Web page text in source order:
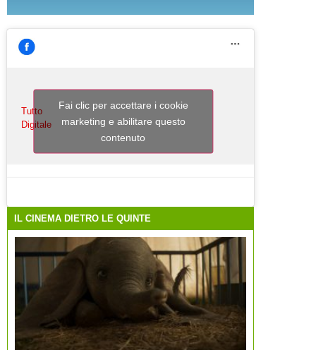
Tutto
Digitale
Fai clic per accettare i cookie
marketing e abilitare questo
contenuto
IL CINEMA DIETRO LE QUINTE